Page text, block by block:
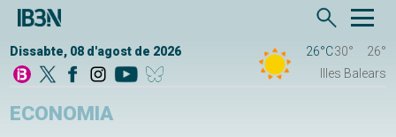
Dissabte, 08 d'agost de 2026 26°C30°
26°
Illes Balears
ECONOMIA